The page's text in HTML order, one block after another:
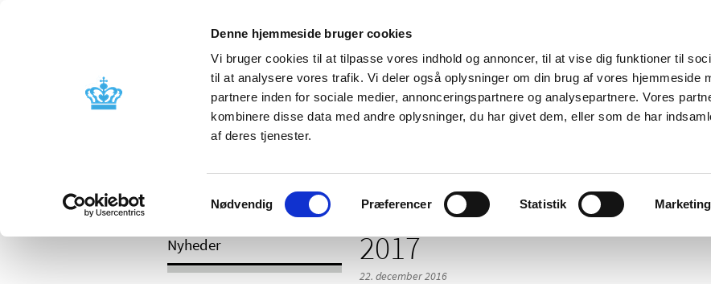
Denne hjemmeside bruger cookies
Vi bruger cookies til at tilpasse vores indhold og annoncer, til at vise dig funktioner til
til at analysere vores trafik. Vi deler også oplysninger om din brug af vores hjemmeside
partnere inden for sociale medier, annonceringspartnere og analysepartnere. Vores
kombinere disse data med andre oplysninger, du har givet dem, eller som de har
af deres tjenester.
Samtykkevalg
Nødvendig Præferencer Statistik Marketing
Nyheder Om os Kontakt
Godkendelse og
Bivirkninger og
produktinformation
Tilskud og
Apoteker og salg af
/ 2017
Nyheder 2017
22. december 2016